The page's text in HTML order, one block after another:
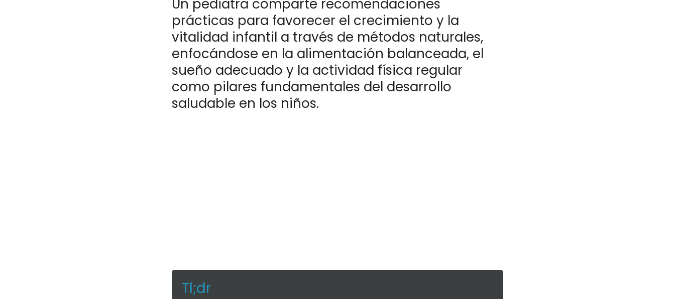
Un pediatra comparte recomendaciones
prácticas para favorecer el crecimiento y la
vitalidad infantil a través de métodos naturales,
enfocándose en la alimentación balanceada, el
sueño adecuado y la actividad física regular
como pilares fundamentales del desarrollo
saludable en los niños.
Tl;dr